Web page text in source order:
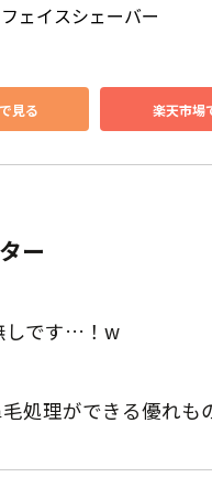
ェイスシェーバー
見る 楽天市場
ー
しです…！w
処理ができる優れも